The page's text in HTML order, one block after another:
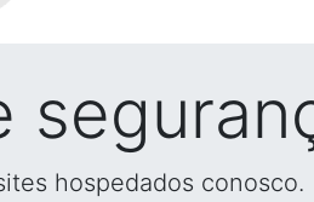
hospedados conosco.